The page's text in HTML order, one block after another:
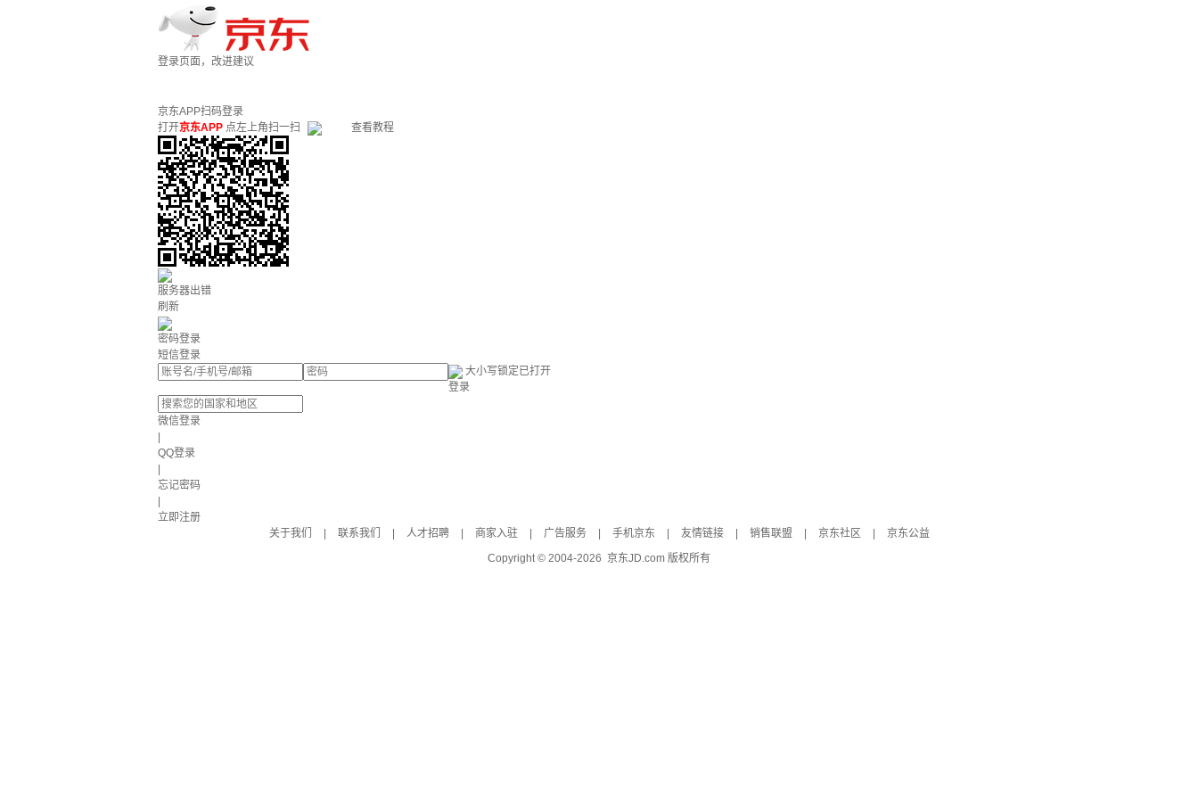
登录页面，改进建议
京东APP扫码登录
打开京东APP 点左上角扫一扫 查看教程
服务器出错
刷新
密码登录
短信登录
大小写锁定已打开
登录
微信登录
QQ登录
忘记密码
立即注册
关于我们
联系我们 人才招聘 商家入驻 广告服务 手机京东 友情链接 销售联盟 京东社区
京东公益
Copyright © 2004-2026 京东JD.com 版权所有